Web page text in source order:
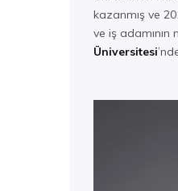
kazanmış ve
ve iş adamının
Üniversitesi